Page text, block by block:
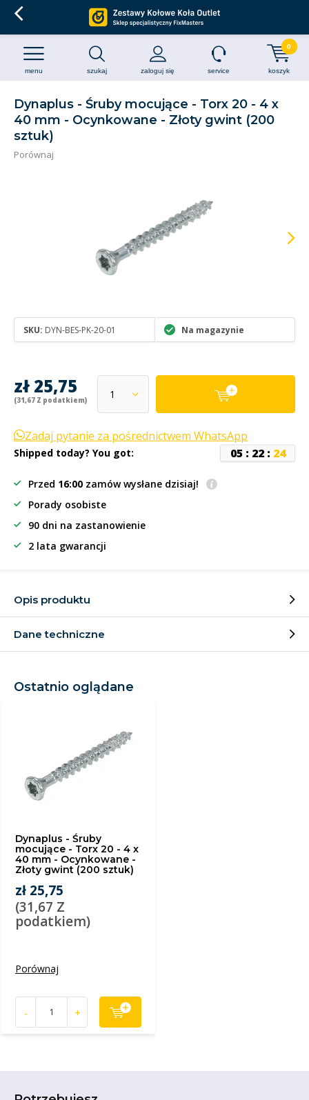
szukaj zaloguj się
menu service koszyk
0
Dynaplus - Śruby mocujące - Torx 20 - 4 x
40 mm - Ocynkowane - Złoty gwint (200
sztuk)
Porównaj
SKU: DYN-BES-PK-20-01 Na magazynie
zł 25,75
(31,67 Z podatkiem)
Zadaj pytanie za pośrednictwem WhatsApp
Shipped today? You got: 05 : 22: 24
Przed 16:00 zamów wysłane dzisiaj!
Porady osobiste
90 dni na zastanowienie
2 lata gwarancji
Opis produktu
Dane techniczne
Ostatnio oglądane
Dynaplus - Śruby
mocujące - Torx 20 - 4 x
40 mm - Ocynkowane -
Złoty gwint (200 sztuk)
zł 25,75
(31,67 Z
podatkiem)
Porównaj
- +